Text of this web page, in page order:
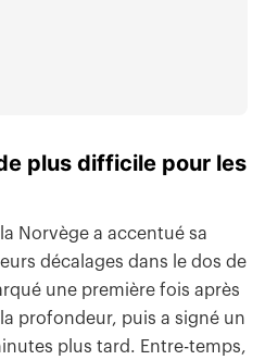
plus difficile pour les
Norvège a accentué sa
décalages dans le dos de
une première fois après
profondeur, puis a signé un
plus tard. Entre-temps,